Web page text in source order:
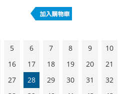
5 6 7 8 9
10
16 17 18 19 20
21
27 28 29 30 31
32